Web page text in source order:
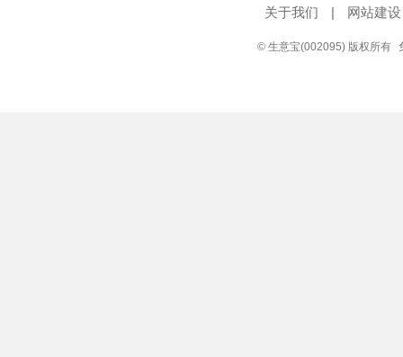
关于我们 | 网站建设
© 生意宝(002095) 版权所有